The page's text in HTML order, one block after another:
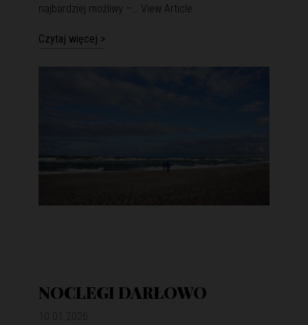
najbardziej możliwy –… View Article
Czytaj więcej >
NOCLEGI DARŁOWO